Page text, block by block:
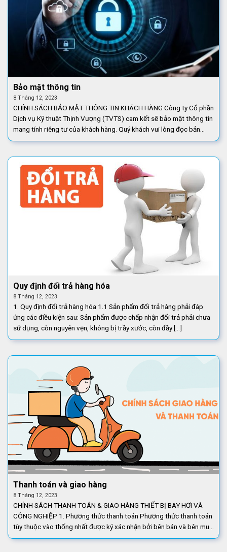
Bảo mật thông tin
8 Tháng 12, 2023
CHÍNH SÁCH BẢO MẬT THÔNG TIN KHÁCH HÀNG Công ty Cổ phần
Dịch vụ Kỹ thuật Thịnh Vượng (TVTS) cam kết sẽ bảo mật thông tin
mang tính riêng tư của khách hàng. Quý khách vui lòng đọc bản
“Chính [...]
Quy định đổi trả hàng hóa
8 Tháng 12, 2023
1. Quy định đổi trả hàng hóa 1.1 Sản phẩm đổi trả hàng phải đáp
ứng các điều kiện sau: Sản phẩm được chấp nhận đổi trả phải chưa
sử dụng, còn nguyên vẹn, không bị trầy xước, còn đầy [...]
Thanh toán và giao hàng
8 Tháng 12, 2023
CHÍNH SÁCH THANH TOÁN & GIAO HÀNG THIẾT BỊ BAY HƠI VÀ
CÔNG NGHIỆP 1. Phương thức thanh toán Phương thức thanh toán
tùy thuộc vào thống nhất được ký xác nhận bởi bên bán và bên mua
trên đơn [...]